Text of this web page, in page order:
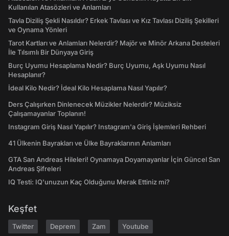
Kullanılan Atasözleri ve Anlamları
Tavla Diziliş Şekli Nasıldır? Erkek Tavlası ve Kız Tavlası Diziliş Şekilleri
ve Oynama Yönleri
Tarot Kartları ve Anlamları Nelerdir? Majör ve Minör Arkana Desteleri
İle Tılsımlı Bir Dünyaya Giriş
Burç Uyumu Hesaplama Nedir? Burç Uyumu, Aşk Uyumu Nasıl
Hesaplanır?
İdeal Kilo Nedir? İdeal Kilo Hesaplama Nasıl Yapılır?
Ders Çalışırken Dinlenecek Müzikler Nelerdir? Müziksiz
Çalışamayanlar Toplanın!
Instagram Giriş Nasıl Yapılır? Instagram'a Giriş İşlemleri Rehberi
41 Ülkenin Bayrakları ve Ülke Bayraklarının Anlamları
GTA San Andreas Hileleri! Oynamaya Doyamayanlar İçin Güncel San
Andreas Şifreleri
IQ Testi: IQ'unuzun Kaç Olduğunu Merak Ettiniz mi?
Keşfet
Twitter Deprem Zam Youtube